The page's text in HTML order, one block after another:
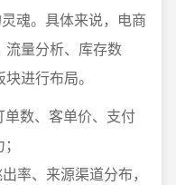
魂。具体来说，电商
流量分析、库存数
进行布局。
数、客单价、支付
率、来源渠道分布，